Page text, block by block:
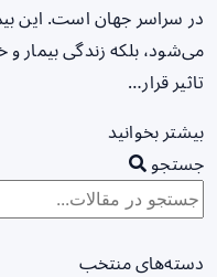
در سراسر جهان است. این
می‌شود، بلکه زندگی بیمار
تاثیر قرار…
بیشتر بخوانید
جستجو
دسته‌های منتخب